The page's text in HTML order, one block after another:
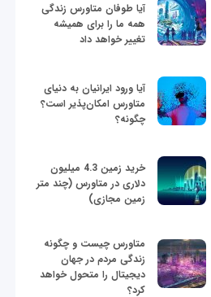
آیا طوفان متاورس زندگی
همه ما را برای همیشه
تغییر خواهد داد
آیا ورود ایرانیان به دنیای
متاورس امکان‌پذیر است؟
چگونه؟
خرید زمین 4.3 میلیون
دلاری در متاورس (چند متر
زمین مجازی)
متاورس چیست و چگونه
زندگی مردم در جهان
دیجیتال را متحول خواهد
کرد؟